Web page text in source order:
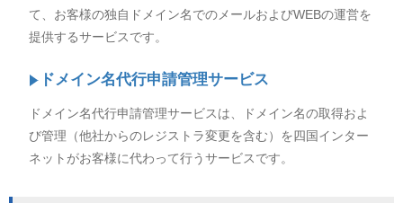
て、お客様の独自ドメイン名でのメールおよびWEBの運営を
提供するサービスです。
ドメイン名代行申請管理サービス
ドメイン名代行申請管理サービスは、ドメイン名の取得およ
び管理（他社からのレジストラ変更を含む）を四国インター
ネットがお客様に代わって行うサービスです。